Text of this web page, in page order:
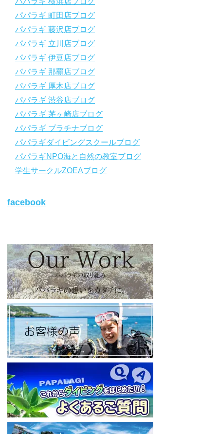
パパラギ公式LINEにご登録の上、メニューから「動画資料」を
タップ！
↓↓↓↓↓↓こちら
↓↓↓↓↓↓
https://www.papalagi.co.jp/lp/line_registration/.
＿＿＿＿＿＿＿＿＿＿＿＿＿＿＿＿＿＿＿＿＿＿＿＿＿＿＿＿
https://www.papalagi.co.jp/lp/line_registration/.
YouTubeで言えない話をこっそり配信
◆ライセンス取得の前に知っておきたい情報満載の動画はコチラ
https://youtu.be/UBiZ64WlU7c?si=I5rkY-mkfTCxZVn7
◆ライセンス取得コースについて知りたい方はコチラ
ode
【パパラギダイビングスクール ホームページ】
https://www.papalagi.co.jp
旬な海の情報はコチラから！
日々の活動状況や報告はXで公開中！
https://x.com/papalagidivers?s=20
【パパラギダイビングスクール Blog
】
お得なイベント告知やツアー情報を知りたい方へ
https://papalagi-blog.com/
◆YouTubeチャンネル登録はコチラから
https://www.youtube.com/channel/UCYG3vspMIHdLQaKA7XNIjD
◆各地の水中世界を紹介するチャンネル、その名も「水中世界」
（サブチャンネル）
https://www.youtube.com/@user-mw1pw2jb4j
【初心者ダイビングライセンスコースはコチラ】
https://www.papalagi.co.jp/databox/data.php/campaign_owd_ja/c
ode
====================================
パパラギダイビングスクール
藤沢本店
神奈川県藤沢市 南藤沢10-4
パパラギ 町田店ブログ
パパラギ 藤沢店ブログ
パパラギ 立川店ブログ
パパラギ 伊豆店ブログ
パパラギ 那覇店ブログ
パパラギ 厚木店ブログ
パパラギ 渋谷店ブログ
パパラギ 茅ヶ崎店ブログ
パパラギ プラチナブログ
パパラギダイビングスクールブログ
パパラギNPO海と自然の教室ブログ
学生サークルZOEAブログ
facebook